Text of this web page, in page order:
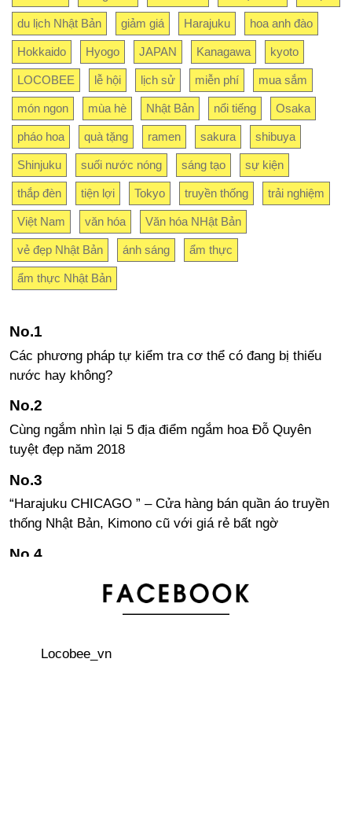
du lịch Nhật Bản giảm giá Harajuku hoa anh đào
Hokkaido Hyogo JAPAN Kanagawa kyoto
LOCOBEE lễ hội lịch sử miễn phí mua sắm
món ngon mùa hè Nhật Bản nổi tiếng Osaka
pháo hoa quà tặng ramen sakura shibuya
Shinjuku suối nước nóng sáng tạo sự kiện
thắp đèn tiện lợi Tokyo truyền thống trải nghiệm
Việt Nam văn hóa Văn hóa NHật Bản
vẻ đẹp Nhật Bản ánh sáng ẩm thực
ẩm thực Nhật Bản
Các phương pháp tự kiểm tra cơ thể có đang bị thiếu
nước hay không?
Cùng ngắm nhìn lại 5 địa điểm ngắm hoa Đỗ Quyên
tuyệt đẹp năm 2018
“Harajuku CHICAGO ” – Cửa hàng bán quần áo truyền
thống Nhật Bản, Kimono cũ với giá rẻ bất ngờ
Lễ hội đốt núi Yamayaki - đốt nguyên một ngọn núi tại
Locobee_vn